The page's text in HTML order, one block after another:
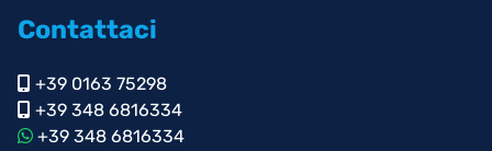
Contattaci
+39 0163 75298
+39 348 6816334
+39 348 6816334